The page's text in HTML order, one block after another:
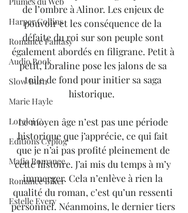
Harper Collins
Romance Fantasy
Audio Book
Slow Burn
Marie Hayle
Lorelei C.
Editions Cyplog
Mafia Romance
Romance Biker
Estelle Every
de l’ombre à Alinor. Les enjeux de
pouvoir et les conséquence de la
défaite du roi sur son peuple sont
également abordés en filigrane. Petit à
petit, Loraline pose les jalons de sa
toile de fond pour initier sa saga
historique.
Le moyen âge n’est pas une période
historique que j’apprécie, ce qui fait
que je n’ai pas profité pleinement de
cette histoire. J’ai mis du temps à m’y
immerger. Cela n’enlève à rien la
qualité du roman, c’est qu’un ressenti
personnel. Néanmoins, le dernier tiers